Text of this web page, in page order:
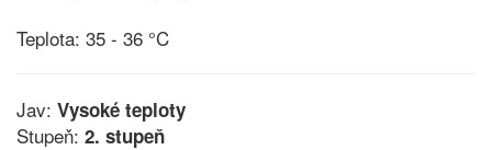
Teplota: 35 - 36 °C
Jav: Vysoké teploty
Stupeň: 2. stupeň